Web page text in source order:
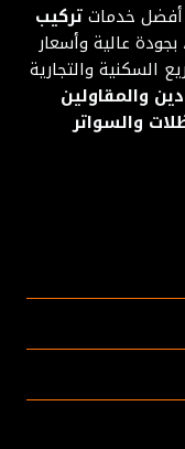
أفضل خدماتتركيب
بجودة عالية وأسعار
السكنية والتجارية
والمقاولين
والسواتر